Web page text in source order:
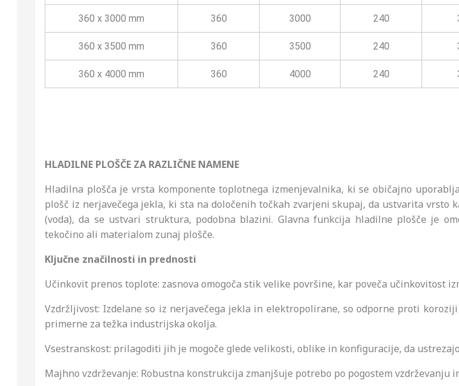
360 x 3000 mm 360 3000 240
360 x 3500 mm 360 3500 240
360 x 4000 mm 360 4000 240
HLADILNE PLOŠČE ZA RAZLIČNE NAMENE
Hladilna plošča je vrsta komponente toplotnega izmenjevalnika, ki se običajno
plošč iz nerjavečega jekla, ki sta na določenih točkah zvarjeni skupaj, da ustvarita
(voda), da se ustvari struktura, podobna blazini. Glavna funkcija hladilne plošče je
tekočino ali materialom zunaj plošče.
Ključne značilnosti in prednosti
Učinkovit prenos toplote: zasnova omogoča stik velike površine, kar poveča učinkovitost
Vzdržljivost: Izdelane so iz nerjavečega jekla in elektropolirane, so odporne proti
primerne za težka industrijska okolja.
Vsestranskost: prilagoditi jih je mogoče glede velikosti, oblike in konfiguracije, da
Majhno vzdrževanje: Robustna konstrukcija zmanjšuje potrebo po pogostem vzdrževanju